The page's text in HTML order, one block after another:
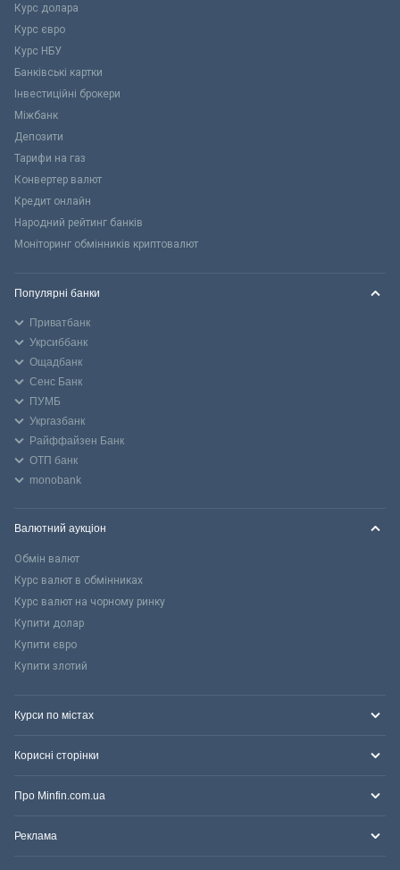
Курс долара
Курс євро
Курс НБУ
Банківські картки
Інвестиційні брокери
Міжбанк
Депозити
Тарифи на газ
Конвертер валют
Кредит онлайн
Народний рейтинг банків
Моніторинг обмінників криптовалют
Популярні банки
Приватбанк
Укрсиббанк
Ощадбанк
Сенс Банк
ПУМБ
Укргазбанк
Райффайзен Банк
ОТП банк
monobank
Валютний аукціон
Обмін валют
Курс валют в обмінниках
Курс валют на чорному ринку
Купити долар
Купити євро
Купити злотий
Курси по містах
Корисні сторінки
Про Minfin.com.ua
Реклама